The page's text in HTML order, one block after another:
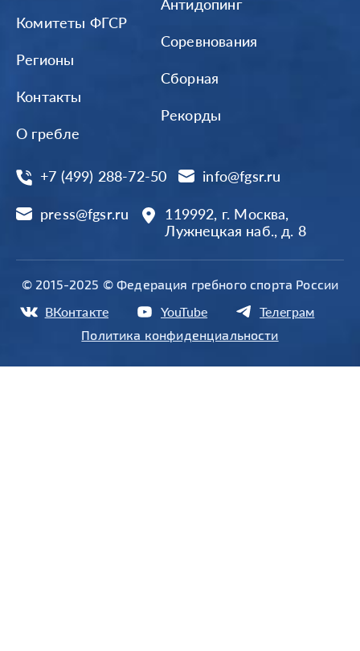
Комитеты ФГСР
Регионы
Контакты
О гребле
Антидопинг
Соревнования
Сборная
Рекорды
+7 (499) 288-72-50 info@fgsr.ru
press@fgsr.ru
119992, г. Москва,
Лужнецкая наб., д. 8
© 2015-2025 © Федерация гребного спорта России
Политика конфиденциальности
ВКонтакте YouTube Телеграм